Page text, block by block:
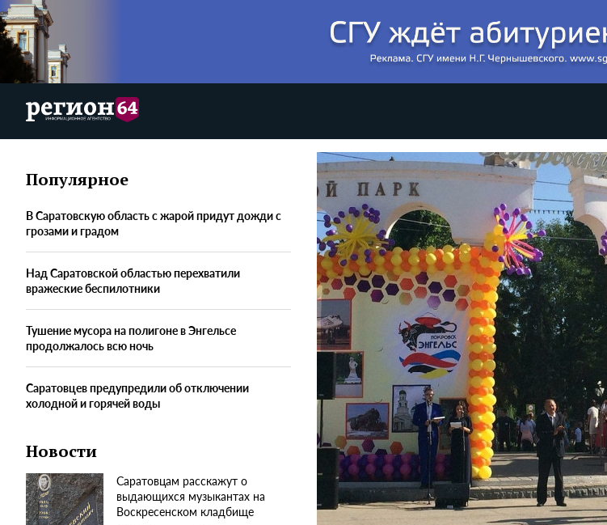
Популярное
В Саратовскую область с жарой придут дожди с
грозами и градом
Над Саратовской областью перехватили
вражеские беспилотники
Тушение мусора на полигоне в Энгельсе
продолжалось всю ночь
Саратовцев предупредили об отключении
холодной и горячей воды
Новости
Саратовцам расскажут о
выдающихся музыкантах на
Воскресенском кладбище